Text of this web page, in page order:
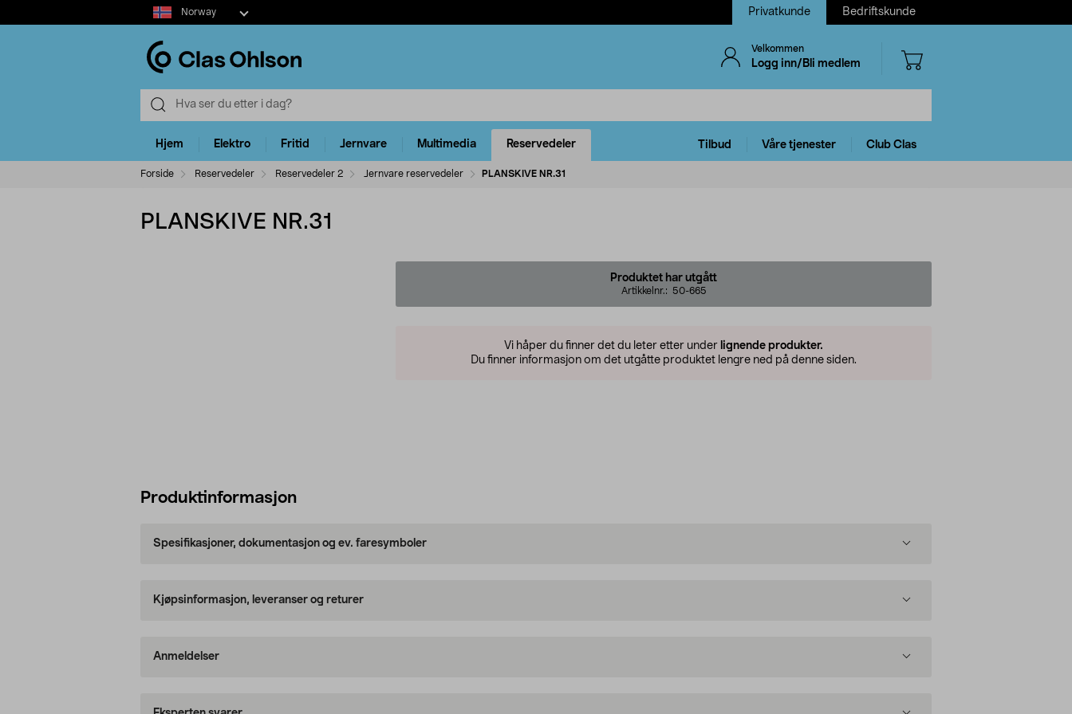
Select
market
Norway Privatkunde Bedriftskunde
Velkommen
Logg inn/Bli medlem
Hjem Elektro Fritid Jernvare Multimedia Reservedeler Tilbud Våre tjenester Club Clas
Forside Reservedeler Reservedeler 2 Jernvare reservedeler PLANSKIVE NR.31
PLANSKIVE NR.31
Produktet har utgått
Artikkelnr.: 50-665
Vi håper du finner det du leter etter under lignende produkter.
Du finner informasjon om det utgåtte produktet lengre ned på denne siden.
Produktinformasjon
Spesifikasjoner, dokumentasjon og ev. faresymboler
Kjøpsinformasjon, leveranser og returer
Anmeldelser